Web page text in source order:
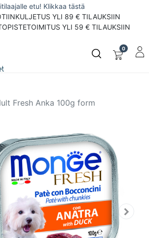
etu! Klikkaa tästä
YLI 89 € TILAUKSIIN
YLI 59 € TILAUKSIIN
0
Fresh Anka 100g form